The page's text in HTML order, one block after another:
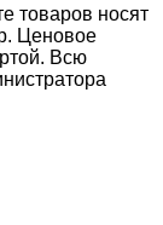
товаров носят
Ценовое
Всю